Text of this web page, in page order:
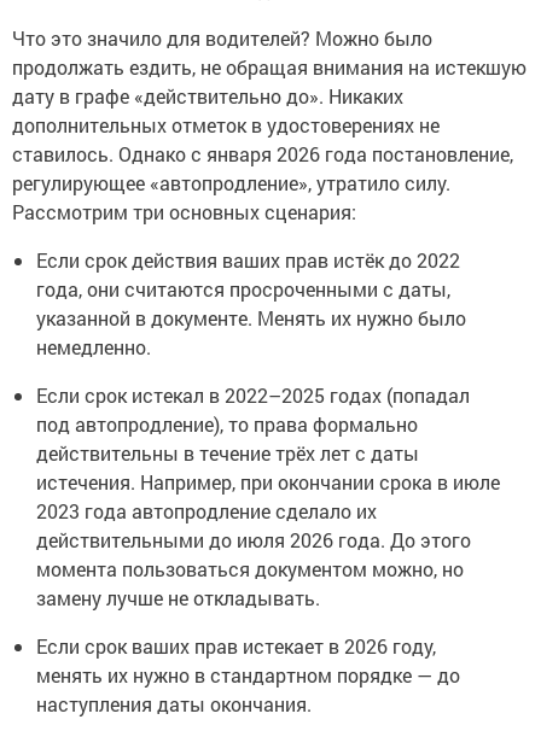
Что это значило для водителей? Можно было
продолжать ездить, не обращая внимания на истекшую
дату в графе «действительно до». Никаких
дополнительных отметок в удостоверениях не
ставилось. Однако с января 2026 года постановление,
регулирующее «автопродление», утратило силу.
Рассмотрим три основных сценария:
Если срок действия ваших прав истёк до 2022
года, они считаются просроченными с даты,
указанной в документе. Менять их нужно было
немедленно.
Если срок истекал в 2022–2025 годах (попадал
под автопродление), то права формально
действительны в течение трёх лет с даты
истечения. Например, при окончании срока в июле
2023 года автопродление сделало их
действительными до июля 2026 года. До этого
момента пользоваться документом можно, но
замену лучше не откладывать.
Если срок ваших прав истекает в 2026 году,
менять их нужно в стандартном порядке — до
наступления даты окончания.